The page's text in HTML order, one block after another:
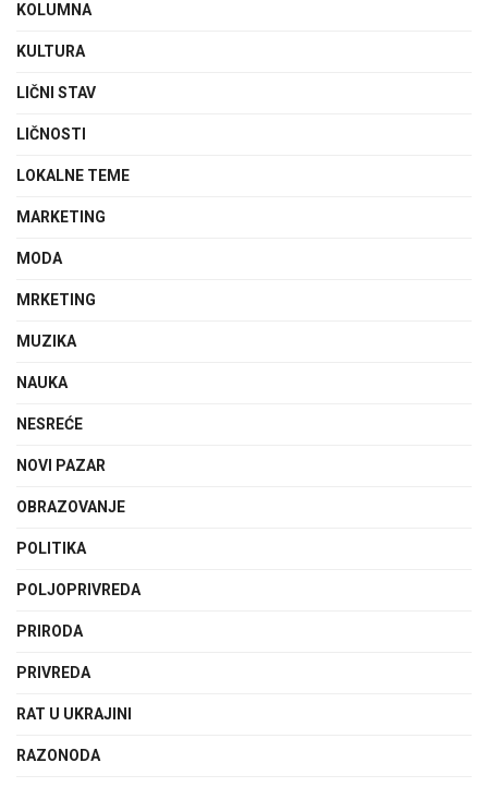
KOLUMNA
KULTURA
LIČNI STAV
LIČNOSTI
LOKALNE TEME
MARKETING
MODA
MRKETING
MUZIKA
NAUKA
NESREĆE
NOVI PAZAR
OBRAZOVANJE
POLITIKA
POLJOPRIVREDA
PRIRODA
PRIVREDA
RAT U UKRAJINI
RAZONODA